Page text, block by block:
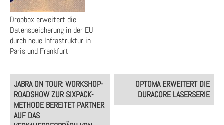
Dropbox erweitert die
Datenspeicherung in der EU
durch neue Infrastruktur in
Paris und Frankfurt
Post
navigation
JABRA ON TOUR: WORKSHOP-
ROADSHOW ZUR SIXPACK-
METHODE BEREITET PARTNER
AUF DAS
OPTOMA ERWEITERT DIE
DURACORE LASERSERIE